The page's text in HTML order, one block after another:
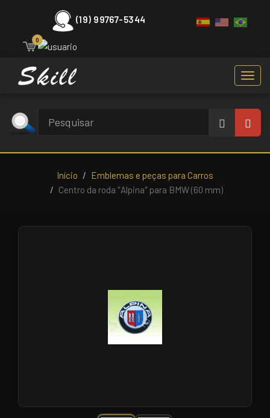
(19) 99767-5344
0
Início
Emblemas e peças para Carros
Centro da roda ″Alpina″ para BMW (60 mm)